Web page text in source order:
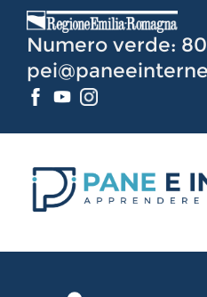
Contenuto
Numero verde: